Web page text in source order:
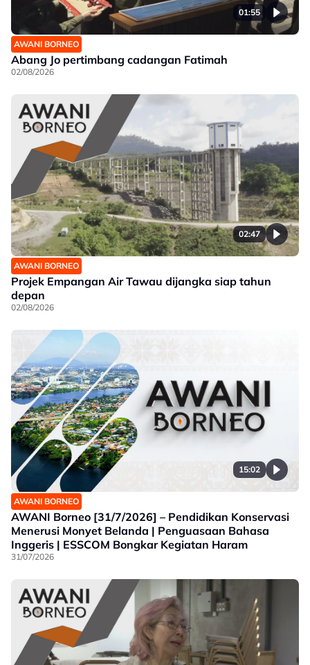
01:55
AWANI BORNEO
Abang Jo pertimbang cadangan Fatimah
02/08/2026
02:47
AWANI BORNEO
Projek Empangan Air Tawau dijangka siap tahun
depan
02/08/2026
15:02
AWANI BORNEO
AWANI Borneo [31/7/2026] – Pendidikan Konservasi
Menerusi Monyet Belanda | Penguasaan Bahasa
Inggeris | ESSCOM Bongkar Kegiatan Haram
31/07/2026